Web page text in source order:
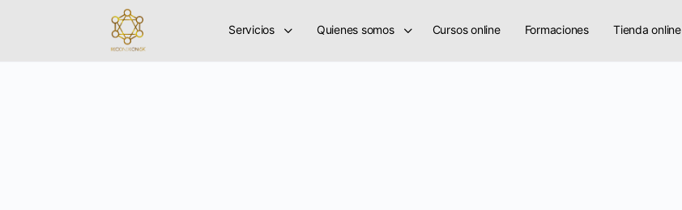
Servicios Quienes somos Cursos online Formaciones Tienda online